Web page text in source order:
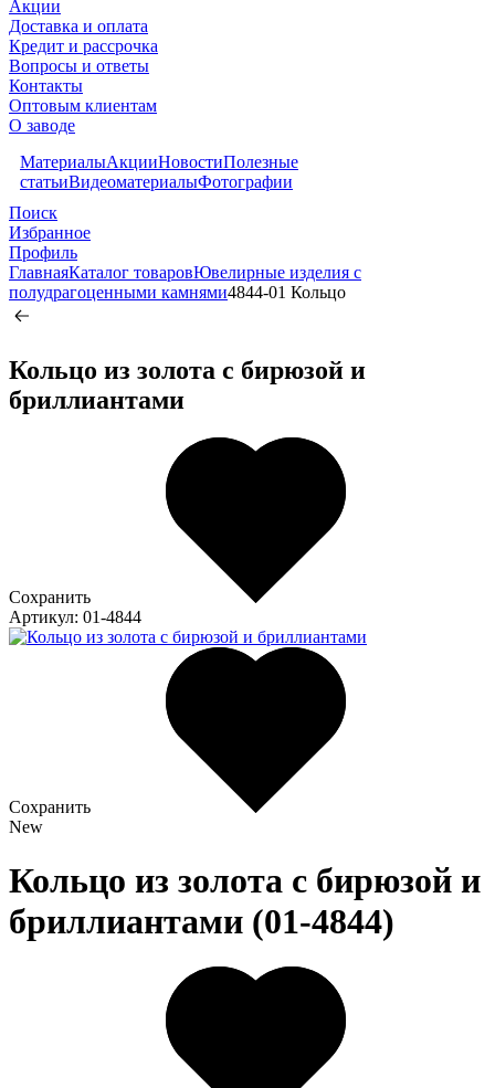
Акции
Доставка и оплата
Кредит и рассрочка
Вопросы и ответы
Контакты
Оптовым клиентам
О заводе
МатериалыАкцииНовостиПолезные
статьиВидеоматериалыФотографии
Поиск
Избранное
Профиль
ГлавнаяКаталог товаровЮвелирные изделия с
полудрагоценными камнями4844-01 Кольцо
Кольцо из золота c бирюзой и
бриллиантами
Сохранить
Артикул: 01-4844
Сохранить
New
Кольцо из золота c бирюзой и
бриллиантами (01-4844)